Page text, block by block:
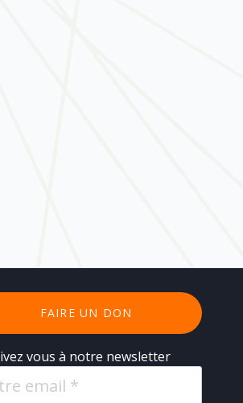
FAIRE UN DON
vous à notre newsletter